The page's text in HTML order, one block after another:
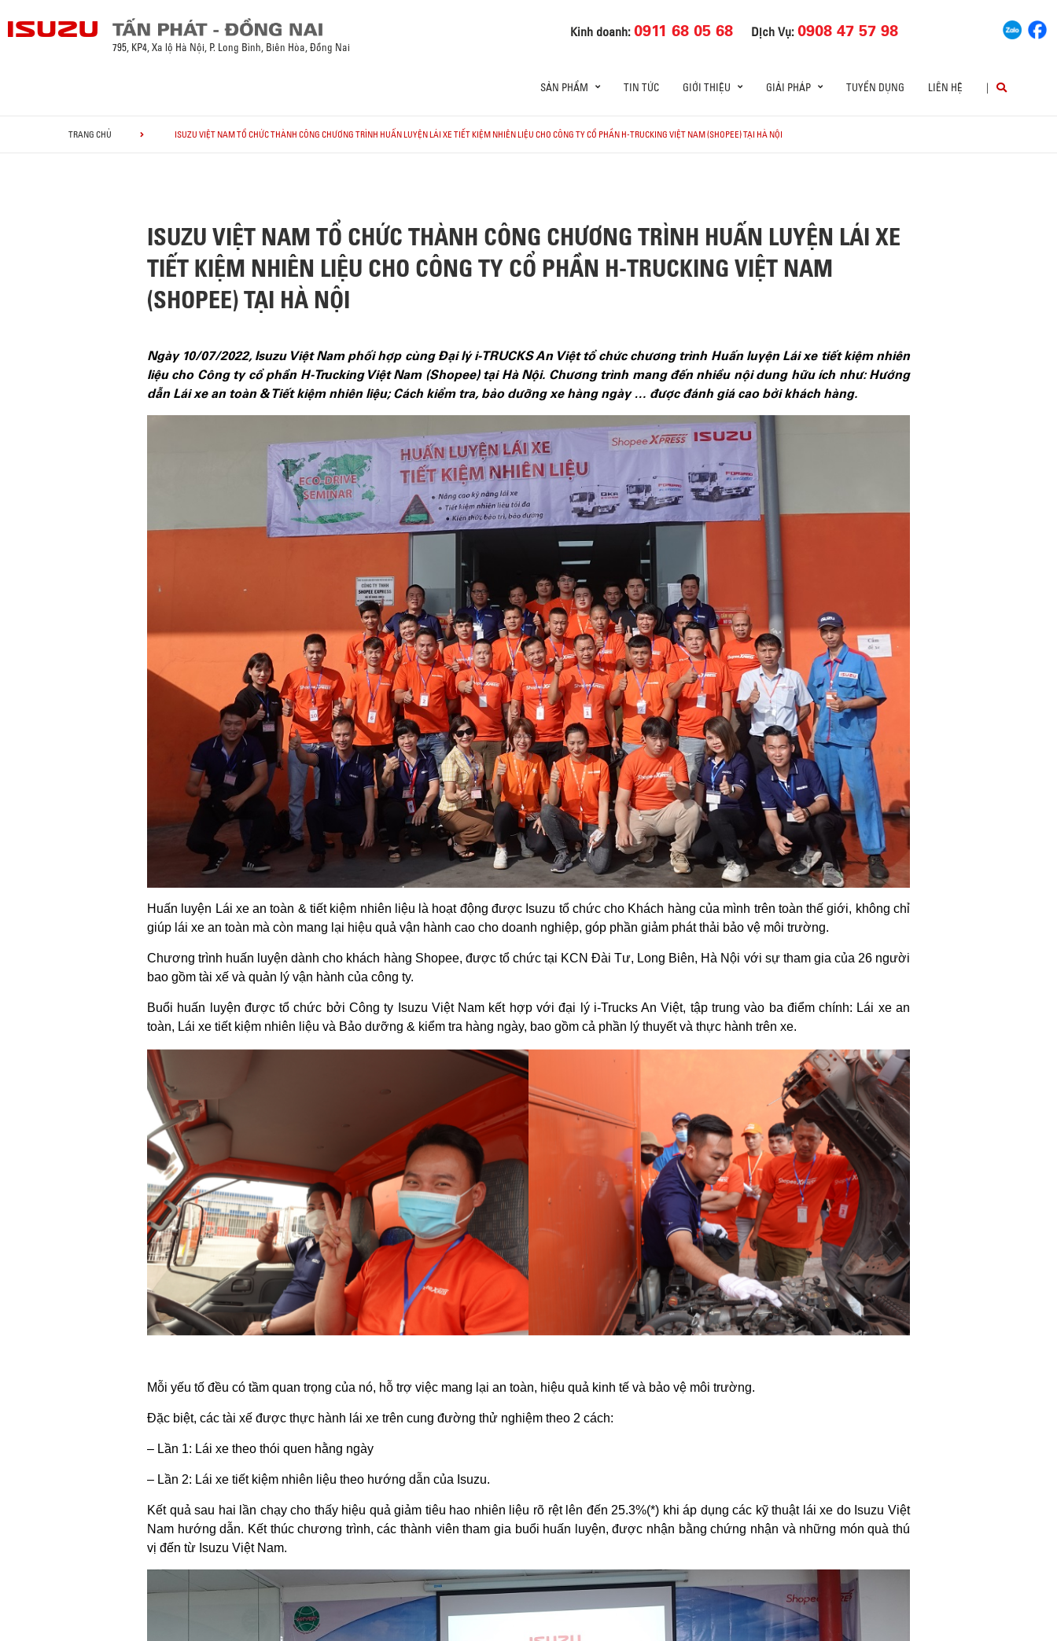
Kinh doanh:0911 68 05 68 Dịch Vụ:0908 47 57 98
795, KP4, Xa lộ Hà Nội, P. Long Bình, Biên Hòa, Đồng Nai
SẢN PHẨM TIN TỨC GIỚI THIỆU GIẢI PHÁP TUYỂN DỤNG LIÊN HỆ |
TRANG CHỦ ISUZU VIỆT NAM TỔ CHỨC THÀNH CÔNG CHƯƠNG TRÌNH HUẤN LUYỆN LÁI XE TIẾT KIỆM NHIÊN LIỆU CHO CÔNG TY CỔ PHẦN H-TRUCKING VIỆT NAM (SHOPEE) TẠI HÀ NỘI
ISUZU VIỆT NAM TỔ CHỨC THÀNH CÔNG CHƯƠNG TRÌNH HUẤN LUYỆN LÁI XE
TIẾT KIỆM NHIÊN LIỆU CHO CÔNG TY CỔ PHẦN H-TRUCKING VIỆT NAM
(SHOPEE) TẠI HÀ NỘI
Ngày 10/07/2022, Isuzu Việt Nam phối hợp cùng Đại lý i-TRUCKS An Việt tổ chức chương trình Huấn luyện Lái xe tiết kiệm nhiên
liệu cho Công ty cổ phần H-Trucking Việt Nam (Shopee) tại Hà Nội. Chương trình mang đến nhiều nội dung hữu ích như: Hướng
dẫn Lái xe an toàn & Tiết kiệm nhiên liệu; Cách kiểm tra, bảo dưỡng xe hàng ngày … được đánh giá cao bởi khách hàng.
Huấn luyện Lái xe an toàn & tiết kiệm nhiên liệu là hoạt động được Isuzu tổ chức cho Khách hàng của mình trên toàn thế giới, không chỉ
giúp lái xe an toàn mà còn mang lại hiệu quả vận hành cao cho doanh nghiệp, góp phần giảm phát thải bảo vệ môi trường.
Chương trình huấn luyện dành cho khách hàng Shopee, được tổ chức tại KCN Đài Tư, Long Biên, Hà Nội với sự tham gia của 26 người
bao gồm tài xế và quản lý vận hành của công ty.
Buổi huấn luyện được tổ chức bởi Công ty Isuzu Việt Nam kết hợp với đại lý i-Trucks An Việt, tập trung vào ba điểm chính: Lái xe an
toàn, Lái xe tiết kiệm nhiên liệu và Bảo dưỡng & kiểm tra hàng ngày, bao gồm cả phần lý thuyết và thực hành trên xe.
Mỗi yếu tố đều có tầm quan trọng của nó, hỗ trợ việc mang lại an toàn, hiệu quả kinh tế và bảo vệ môi trường.
Đặc biệt, các tài xế được thực hành lái xe trên cung đường thử nghiệm theo 2 cách:
– Lần 1: Lái xe theo thói quen hằng ngày
– Lần 2: Lái xe tiết kiệm nhiên liệu theo hướng dẫn của Isuzu.
Kết quả sau hai lần chạy cho thấy hiệu quả giảm tiêu hao nhiên liệu rõ rệt lên đến 25.3%(*) khi áp dụng các kỹ thuật lái xe do Isuzu Việt
Nam hướng dẫn. Kết thúc chương trình, các thành viên tham gia buổi huấn luyện, được nhận bằng chứng nhận và những món quà thú
vị đến từ Isuzu Việt Nam.